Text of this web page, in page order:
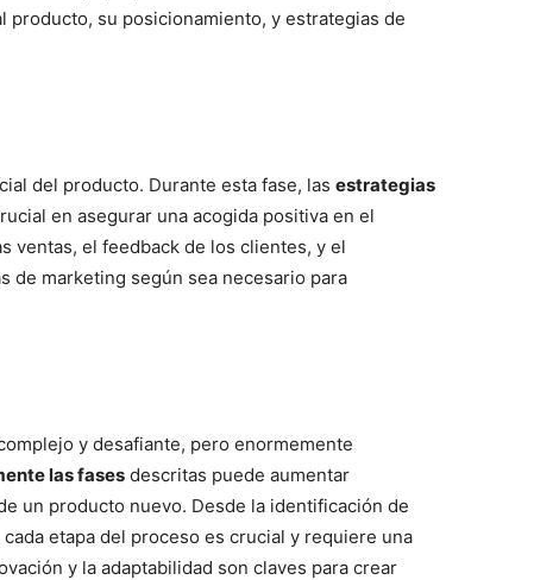
producto, su posicionamiento, y estrategias de
del producto. Durante esta fase, las estrategias
en asegurar una acogida positiva en el
ventas, el feedback de los clientes, y el
de marketing según sea necesario para
y desafiante, pero enormemente
las fases descritas puede aumentar
un producto nuevo. Desde la identificación de
etapa del proceso es crucial y requiere una
y la adaptabilidad son claves para crear